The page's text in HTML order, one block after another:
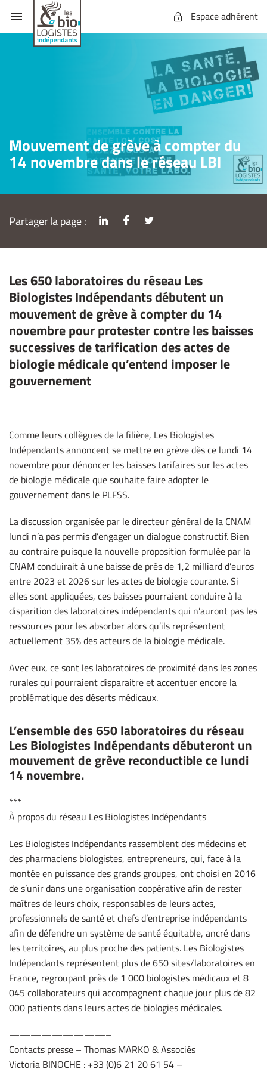
Espace adhérent
Mouvement de grève à compter du
14 novembre dans le réseau LBI
Partager la page :
Les 650 laboratoires du réseau Les
Biologistes Indépendants débutent un
mouvement de grève à compter du 14
novembrepour protester contre les baisses
successives de tarification des actes de
biologie médicale qu’entend imposer le
gouvernement
Comme leurs collègues de la filière, Les Biologistes
Indépendants annoncent se mettre en grève dès ce lundi 14
novembre pour dénoncer les baisses tarifaires sur les actes
de biologie médicale que souhaite faire adopter le
gouvernement dans le PLFSS.
La discussion organisée par le directeur général de la CNAM
lundi n’a pas permis d’engager un dialogue constructif. Bien
au contraire puisque la nouvelle proposition formulée par la
CNAM conduirait à une baisse de près de 1,2 milliard d’euros
entre 2023 et 2026 sur les actes de biologie courante. Si
elles sont appliquées, ces baisses pourraient conduire à la
disparition des laboratoires indépendants qui n’auront pas les
ressources pour les absorber alors qu’ils représentent
actuellement 35% des acteurs de la biologie médicale.
Avec eux, ce sont les laboratoires de proximité dans les zones
rurales qui pourraient disparaitre et accentuer encore la
problématique des déserts médicaux.
L’ensemble des 650 laboratoires du réseau
Les Biologistes Indépendants débuteront un
mouvement de grève reconductible ce lundi
14 novembre.
***
À propos du réseau Les Biologistes Indépendants
Les Biologistes Indépendants rassemblent des médecins et
des pharmaciens biologistes, entrepreneurs, qui, face à la
montée en puissance des grands groupes, ont choisi en 2016
de s’unir dans une organisation coopérative afin de rester
maîtres de leurs choix, responsables de leurs actes,
professionnels de santé et chefs d’entreprise indépendants
afin de défendre un système de santé équitable, ancré dans
les territoires, au plus proche des patients. Les Biologistes
Indépendants représentent plus de 650 sites/laboratoires en
France, regroupant près de 1 000 biologistes médicaux et 8
045 collaborateurs qui accompagnent chaque jour plus de 82
000 patients dans leurs actes de biologies médicales.
—————————–
Contacts presse – Thomas MARKO & Associés
Victoria BINOCHE : +33 (0)6 21 20 61 54 –